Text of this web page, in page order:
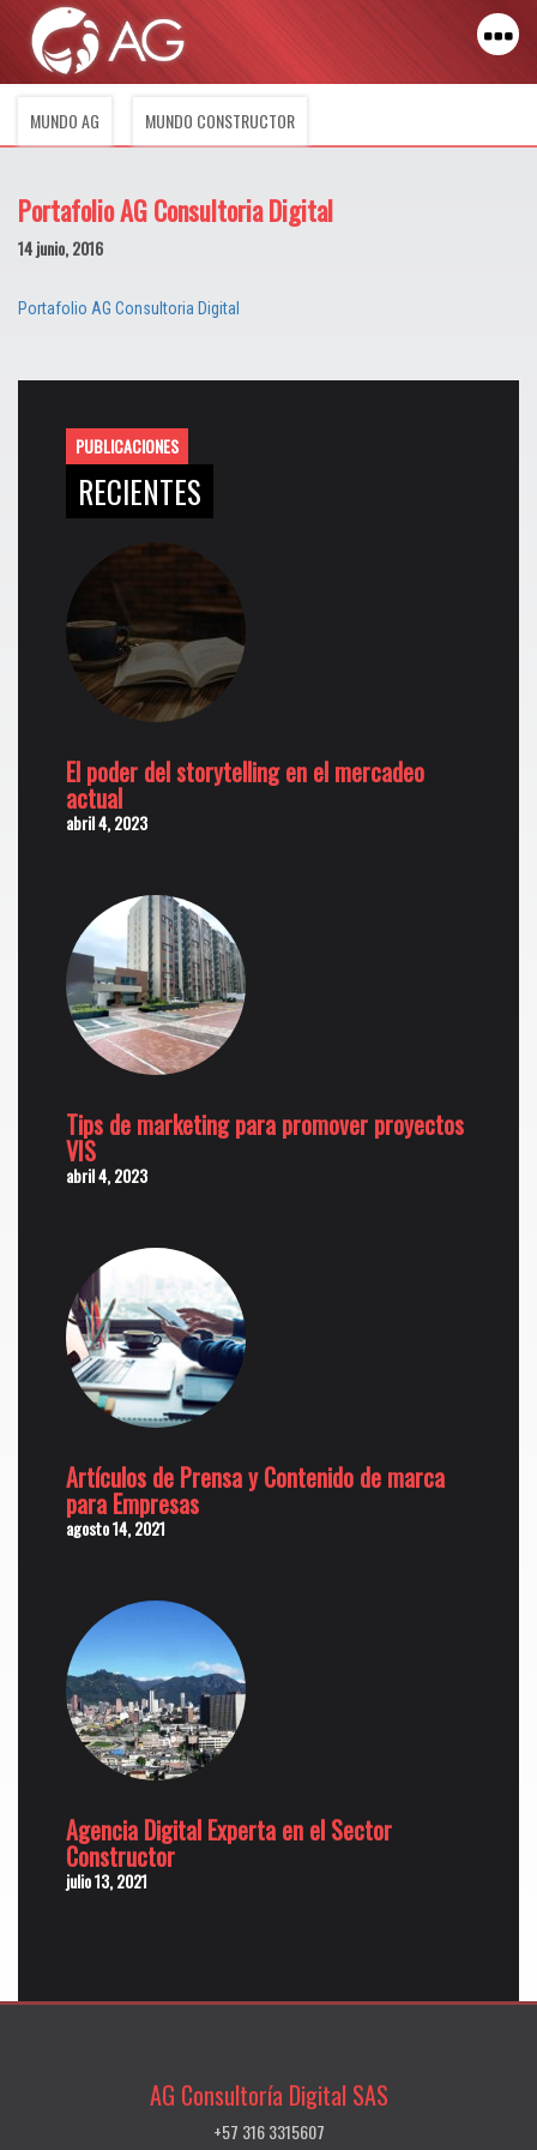
MUNDO AG MUNDO CONSTRUCTOR
Portafolio AG Consultoria Digital
14 junio, 2016
Portafolio AG Consultoria Digital
PUBLICACIONES
RECIENTES
El poder del storytelling en el mercadeo
actual
abril 4, 2023
Tips de marketing para promover proyectos
VIS
abril 4, 2023
Artículos de Prensa y Contenido de marca
para Empresas
agosto 14, 2021
Agencia Digital Experta en el Sector
Constructor
julio 13, 2021
AG Consultoría Digital SAS
+57 316 3315607